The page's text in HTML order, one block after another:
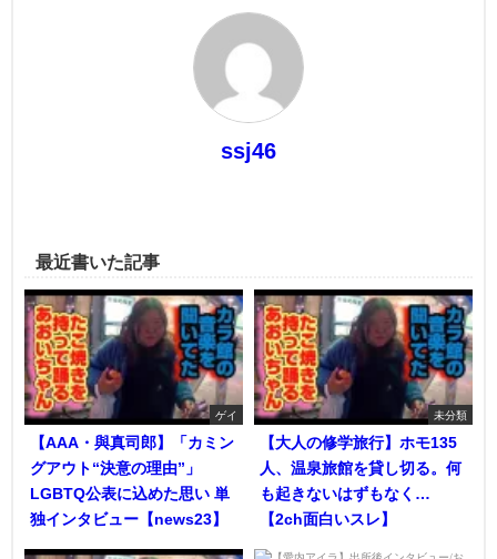
ssj46
最近書いた記事
ゲイ
【AAA・與真司郎】「カミン
グアウト“決意の理由”」
LGBTQ公表に込めた思い 単
独インタビュー【news23】
未分類
【大人の修学旅行】ホモ135
人、温泉旅館を貸し切る。何
も起きないはずもなく…
【2ch面白いスレ】